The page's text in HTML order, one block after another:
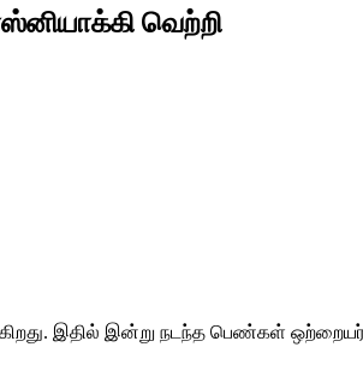
வெற்றி
இதில் இன்று நடந்த பெண்கள்